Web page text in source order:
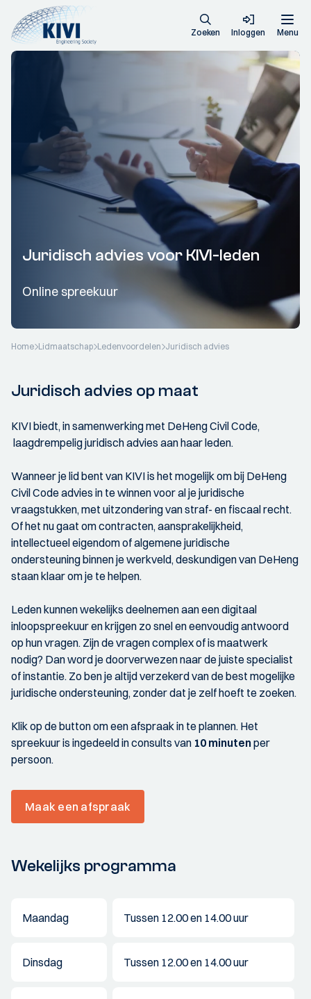
Zoeken Inloggen Menu
Home Lidmaatschap Ledenvoordelen Juridisch advies
Juridisch advies voor KIVI-leden
Online spreekuur
Juridisch advies op maat
KIVI biedt, in samenwerking met DeHeng Civil Code,
laagdrempelig juridisch advies aan haar leden.
Wanneer je lid bent van KIVI is het mogelijk om bij DeHeng
Civil Code advies in te winnen voor al je juridische
vraagstukken, met uitzondering van straf- en fiscaal recht.
Of het nu gaat om contracten, aansprakelijkheid,
intellectueel eigendom of algemene juridische
ondersteuning binnen je werkveld, deskundigen van DeHeng
staan klaar om je te helpen.
Leden kunnen wekelijks deelnemen aan een digitaal
inloopspreekuur en krijgen zo snel en eenvoudig antwoord
op hun vragen. Zijn de vragen complex of is maatwerk
nodig? Dan word je doorverwezen naar de juiste specialist
of instantie. Zo ben je altijd verzekerd van de best mogelijke
juridische ondersteuning, zonder dat je zelf hoeft te zoeken.
Klik op de button om een afspraak in te plannen. Het
spreekuur is ingedeeld in consults van 10 minutenper
persoon.
Maak een afspraak
Wekelijks programma
Maandag Tussen 12.00 en 14.00 uur
Dinsdag Tussen 12.00 en 14.00 uur